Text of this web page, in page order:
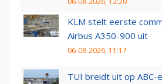
KLM stelt eerste
Airbus A350-900 uit
06-08-2026, 11:17
TUI breidt uit op ABC-